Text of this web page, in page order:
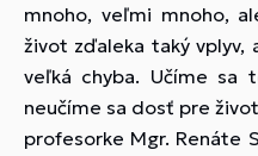
mnoho, veľmi mnoho,
život zďaleka taký
veľká chyba. Učíme sa
neučíme sa dosť pre
profesorke Mgr. Renáte